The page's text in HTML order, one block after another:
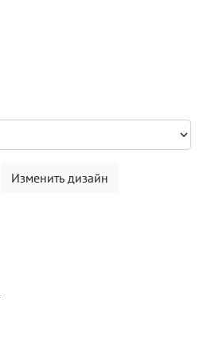
Изменить дизайн